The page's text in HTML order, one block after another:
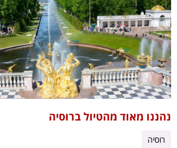
נהננו מאוד מהטיול ברוסיה
רוסיה